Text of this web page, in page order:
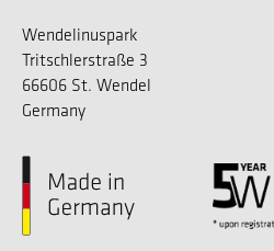
Wendelinuspark
Tritschlerstraße 3
66606 St. Wendel
Germany